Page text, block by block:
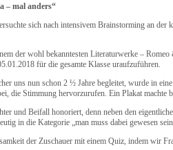
– mal anders“
sich nach intensivem Brainstorming an der
der wohl bekanntesten Literaturwerke –
für die gesamte Klasse uraufzuführen.
uns nun schon 2 ½ Jahre begleitet, wurde in
die Stimmung hervorzurufen. Ein Plakat machte
und Beifall honoriert, denn neben den
in die Kategorie „man muss dabei gewesen
der Zuschauer mit einem Quiz, indem wir